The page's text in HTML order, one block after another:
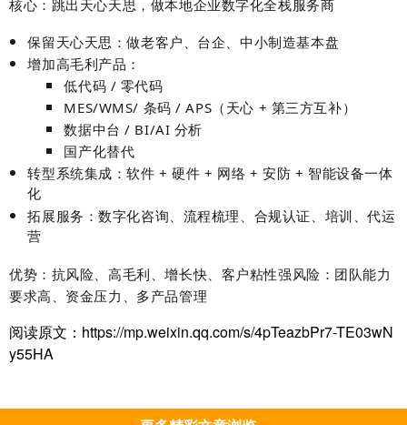
核心：跳出天心天思，做本地企业数字化全栈服务商
保留天心天思：做老客户、台企、中小制造基本盘
增加高毛利产品：
低代码 / 零代码
MES/WMS/ 条码 / APS（天心 + 第三方互补）
数据中台 / BI/AI 分析
国产化替代
转型系统集成：软件 + 硬件 + 网络 + 安防 + 智能设备一体
化
拓展服务：数字化咨询、流程梳理、合规认证、培训、代运
营
优势 ： 抗风险、高毛利、增长快、客户粘性强 风险 ： 团队能力
要求高、资金压力、多产品管理
阅读原文：https://mp.weixin.qq.com/s/4pTeazbPr7-TE03wN
y55HA